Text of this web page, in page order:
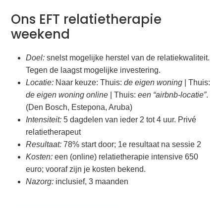
Ons EFT relatietherapie
weekend
Doel: snelst mogelijke herstel van de relatiekwaliteit.
Tegen de laagst mogelijke investering.
Locatie: Naar keuze: Thuis:de eigen woning | Thuis:
de eigen woning online | Thuis:een “airbnb-locatie”.
(Den Bosch, Estepona, Aruba)
Intensiteit: 5 dagdelen van ieder 2 tot 4 uur. Privé
relatietherapeut
Resultaat: 78% start door; 1e resultaat na sessie 2
Kosten: een (online) relatietherapie intensive 650
euro; vooraf zijn je kosten bekend.
Nazorg: inclusief, 3 maanden